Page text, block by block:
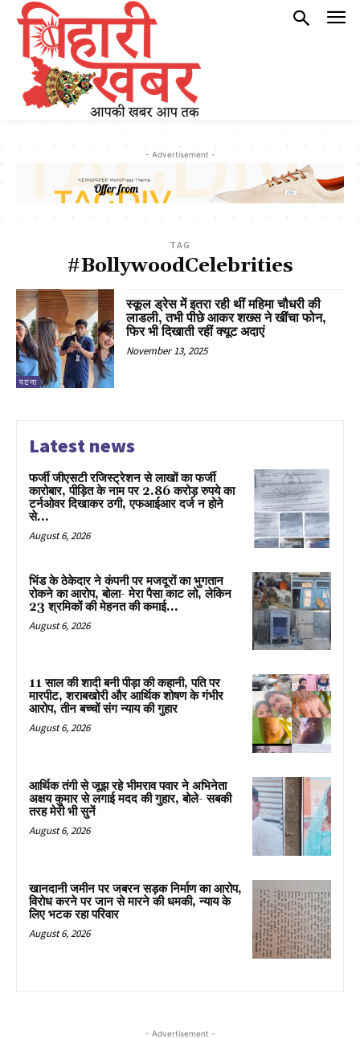
- Advertisement -
TAG
#BollywoodCelebrities
पटना
स्कूल ड्रेस में इतरा रही थीं महिमा चौधरी की
लाडली, तभी पीछे आकर शख्स ने खींचा फोन,
फिर भी दिखाती रहीं क्यूट अदाएं
November 13, 2025
Latest news
फर्जी जीएसटी रजिस्ट्रेशन से लाखों का फर्जी
कारोबार, पीड़ित के नाम पर 2.86 करोड़ रुपये का
टर्नओवर दिखाकर ठगी, एफआईआर दर्ज न होने
से...
August 6, 2026
भिंड के ठेकेदार ने कंपनी पर मजदूरों का भुगतान
रोकने का आरोप, बोला- मेरा पैसा काट लो, लेकिन
23 श्रमिकों की मेहनत की कमाई...
August 6, 2026
11 साल की शादी बनी पीड़ा की कहानी, पति पर
मारपीट, शराबखोरी और आर्थिक शोषण के गंभीर
आरोप, तीन बच्चों संग न्याय की गुहार
August 6, 2026
आर्थिक तंगी से जूझ रहे भीमराव पवार ने अभिनेता
अक्षय कुमार से लगाई मदद की गुहार, बोले- सबकी
तरह मेरी भी सुनें
August 6, 2026
खानदानी जमीन पर जबरन सड़क निर्माण का आरोप,
विरोध करने पर जान से मारने की धमकी, न्याय के
लिए भटक रहा परिवार
August 6, 2026
- Advertisement -